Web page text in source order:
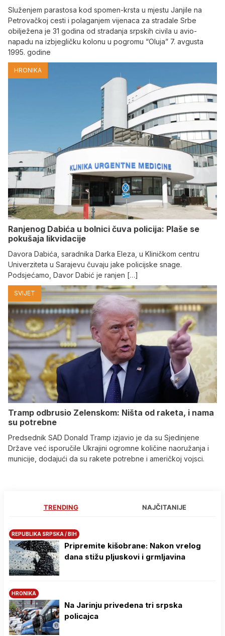
Služenjem parastosa kod spomen-krsta u mjestu Janjile na
Petrovačkoj cesti i polaganjem vijenaca za stradale Srbe
obilježena je 31 godina od stradanja srpskih civila u avio-
napadu na izbjegličku kolonu u pogromu “Oluja” 7. avgusta
1995. godine
HRONIKA
Ranjenog Dabića u bolnici čuva policija: Plaše se
pokušaja likvidacije
Davora Dabića, saradnika Darka Eleza, u Kliničkom centru
Univerziteta u Sarajevu čuvaju jake policijske snage.
Podsjećamo, Davor Dabić je ranjen […]
SVIJET
Tramp odbrusio Zelenskom: Ništa od raketa, i nama
su potrebne
Predsednik SAD Donald Tramp izjavio je da su Sjedinjene
Države već isporučile Ukrajini ogromne količine naoružanja i
municije, dodajući da su rakete potrebne i američkoj vojsci.
TRENDING NAJČITANIJE
REPUBLIKA SRPSKA / BIH
Pripremite kišobrane: Nakon vrelog
dana stižu pljuskovi i grmljavina
HRONIKA
Na Јarinju privedena tri srpska
policajca